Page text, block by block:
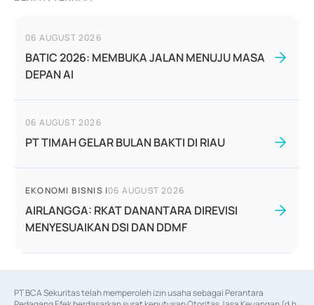
06 AUGUST 2026
BATIC 2026: MEMBUKA JALAN MENUJU MASA
DEPAN AI
06 AUGUST 2026
PT TIMAH GELAR BULAN BAKTI DI RIAU
EKONOMI BISNIS |06 AUGUST 2026
AIRLANGGA: RKAT DANANTARA DIREVISI
MENYESUAIKAN DSI DAN DDMF
PT BCA Sekuritas telah memperoleh izin usaha sebagai Perantara